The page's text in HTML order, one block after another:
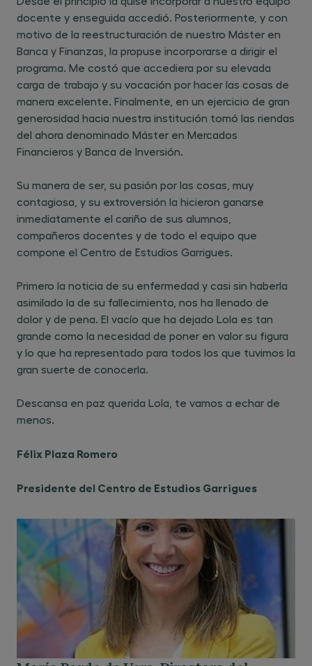
docente y enseguida accedió. Posteriormente, y con
motivo de la reestructuración de nuestro Máster en
Banca y Finanzas, la propuse incorporarse a dirigir el
programa. Me costó que accediera por su elevada
carga de trabajo y su vocación por hacer las cosas de
manera excelente. Finalmente, en un ejercicio de gran
generosidad hacia nuestra institución tomó las riendas
del ahora denominado Máster en Mercados
Financieros y Banca de Inversión.
Su manera de ser, su pasión por las cosas, muy
contagiosa, y su extroversión la hicieron ganarse
inmediatamente el cariño de sus alumnos,
compañeros docentes y de todo el equipo que
compone el Centro de Estudios Garrigues.
Primero la noticia de su enfermedad y casi sin haberla
asimilado la de su fallecimiento, nos ha llenado de
dolor y de pena. El vacío que ha dejado Lola es tan
grande como la necesidad de poner en valor su figura
y lo que ha representado para todos los que tuvimos la
gran suerte de conocerla.
Descansa en paz querida Lola, te vamos a echar de
menos.
Félix Plaza Romero
Presidente del Centro de Estudios Garrigues